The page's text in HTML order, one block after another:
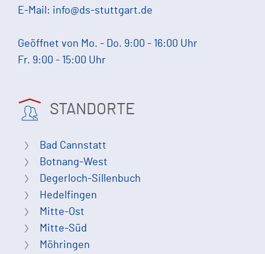
E-Mail: info@ds-stuttgart.de
Geöffnet von Mo. - Do. 9:00 - 16:00 Uhr
Fr. 9:00 - 15:00 Uhr
STANDORTE
Bad Cannstatt
Botnang-West
Degerloch-Sillenbuch
Hedelfingen
Mitte-Ost
Mitte-Süd
Möhringen